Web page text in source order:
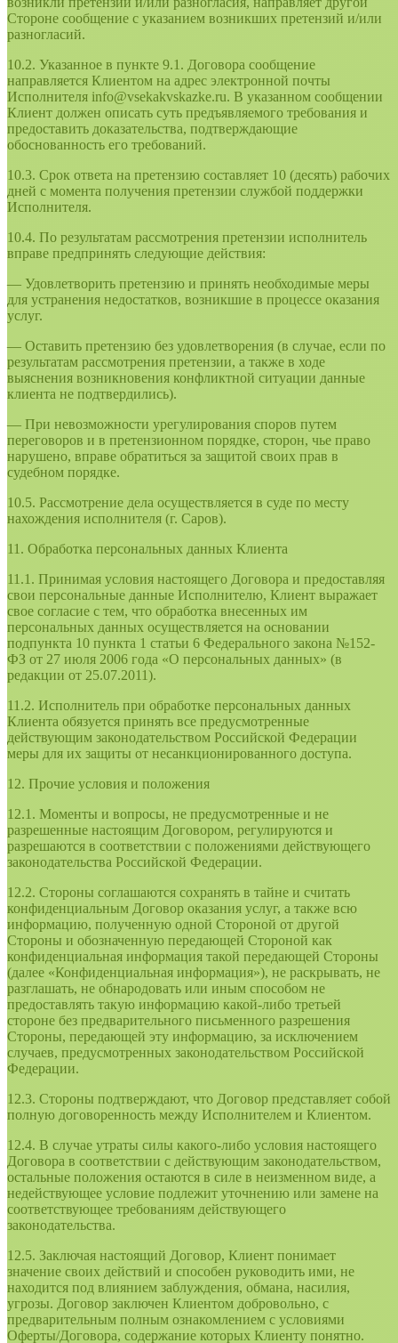
Стороне сообщение с указанием возникших претензий и/или
разногласий.
10.2. Указанное в пункте 9.1. Договора сообщение
направляется Клиентом на адрес электронной почты
Исполнителя info@vsekakvskazke.ru. В указанном сообщении
Клиент должен описать суть предъявляемого требования и
предоставить доказательства, подтверждающие
обоснованность его требований.
10.3. Срок ответа на претензию составляет 10 (десять) рабочих
дней с момента получения претензии службой поддержки
Исполнителя.
10.4. По результатам рассмотрения претензии исполнитель
вправе предпринять следующие действия:
— Удовлетворить претензию и принять необходимые меры
для устранения недостатков, возникшие в процессе оказания
услуг.
— Оставить претензию без удовлетворения (в случае, если по
результатам рассмотрения претензии, а также в ходе
выяснения возникновения конфликтной ситуации данные
клиента не подтвердились).
— При невозможности урегулирования споров путем
переговоров и в претензионном порядке, сторон, чье право
нарушено, вправе обратиться за защитой своих прав в
судебном порядке.
10.5. Рассмотрение дела осуществляется в суде по месту
нахождения исполнителя (г. Саров).
11. Обработка персональных данных Клиента
11.1. Принимая условия настоящего Договора и предоставляя
свои персональные данные Исполнителю, Клиент выражает
свое согласие с тем, что обработка внесенных им
персональных данных осуществляется на основании
подпункта 10 пункта 1 статьи 6 Федерального закона №152-
ФЗ от 27 июля 2006 года «О персональных данных» (в
редакции от 25.07.2011).
11.2. Исполнитель при обработке персональных данных
Клиента обязуется принять все предусмотренные
действующим законодательством Российской Федерации
меры для их защиты от несанкционированного доступа.
12. Прочие условия и положения
12.1. Моменты и вопросы, не предусмотренные и не
разрешенные настоящим Договором, регулируются и
разрешаются в соответствии с положениями действующего
законодательства Российской Федерации.
12.2. Стороны соглашаются сохранять в тайне и считать
конфиденциальным Договор оказания услуг, а также всю
информацию, полученную одной Стороной от другой
Стороны и обозначенную передающей Стороной как
конфиденциальная информация такой передающей Стороны
(далее «Конфиденциальная информация»), не раскрывать, не
разглашать, не обнародовать или иным способом не
предоставлять такую информацию какой-либо третьей
стороне без предварительного письменного разрешения
Стороны, передающей эту информацию, за исключением
случаев, предусмотренных законодательством Российской
Федерации.
12.3. Стороны подтверждают, что Договор представляет собой
полную договоренность между Исполнителем и Клиентом.
12.4. В случае утраты силы какого-либо условия настоящего
Договора в соответствии с действующим законодательством,
остальные положения остаются в силе в неизменном виде, а
недействующее условие подлежит уточнению или замене на
соответствующее требованиям действующего
законодательства.
12.5. Заключая настоящий Договор, Клиент понимает
значение своих действий и способен руководить ими, не
находится под влиянием заблуждения, обмана, насилия,
угрозы. Договор заключен Клиентом добровольно, с
предварительным полным ознакомлением с условиями
Оферты/Договора, содержание которых Клиенту понятно.